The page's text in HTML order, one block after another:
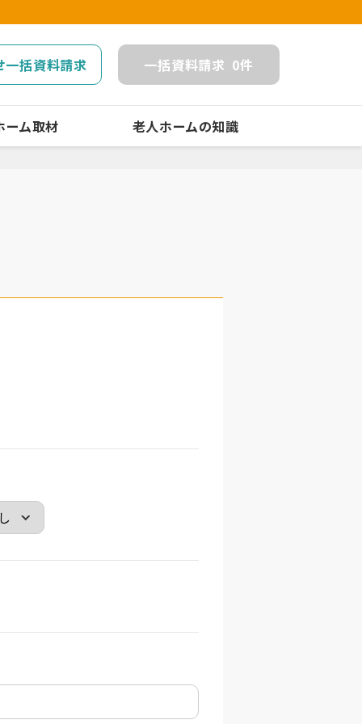
一括資料請求 一括資料請求 0件
ーム取材 老人ホームの知識